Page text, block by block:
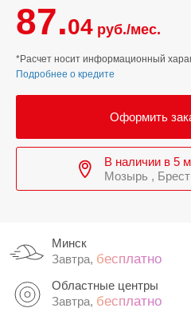
87.04 руб./мес.
*Расчет носит информационный
Подробнее о кредите
Оформить
В наличии в 5
Минск
Завтра, бесплатно
Областные центры
Завтра, бесплатно